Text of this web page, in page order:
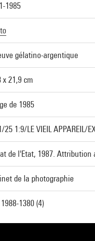
1985
gélatino-argentique
x 21,9 cm
de 1985
25 1:9/LE VIEIL APPAREIL/
de l'Etat, 1987.
de la photographie
1380 (4)